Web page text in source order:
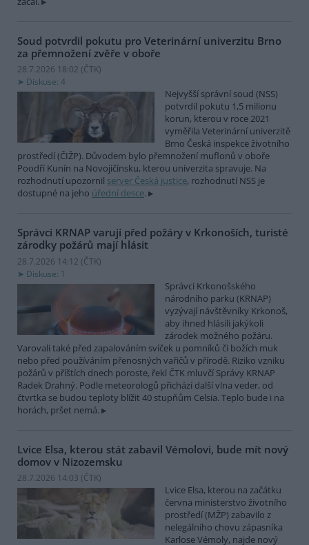
Soud potvrdil pokutu pro Veterinární univerzitu Brno
za přemnožení zvěře v oboře
28.7.2026 18:02 (ČTK)
Diskuse: 4
Nejvyšší správní soud (NSS)
potvrdil pokutu 1,5 milionu
korun, kterou v roce 2021
vyměřila Veterinární univerzitě
Brno Česká inspekce životního
prostředí (ČIŽP). Důvodem bylo přemnožení muflonů v oboře
Poodří Kunín na Novojičínsku, kterou univerzita spravuje. Na
rozhodnutí upozornil server Česká justice, rozhodnutí NSS je
dostupné na jeho úřední desce.
Správci KRNAP varují před požáry v Krkonoších, turisté
zárodky požárů mají hlásit
28.7.2026 14:12 (ČTK)
Diskuse: 1
Správci Krkonošského
národního parku (KRNAP)
vyzývají návštěvníky Krkonoš,
aby ihned hlásili jakýkoli
zárodek možného požáru.
Varovali také před zapalováním svíček u pomníků či božích muk
nebo před používáním přenosných vařičů v přírodě. Riziko vzniku
požárů v příštích dnech poroste, řekl ČTK mluvčí Správy KRNAP
Radek Drahný. Podle meteorologů přichází další vlna veder, od
čtvrtka se budou teploty blížit 40 stupňům Celsia. Teplo bude i na
horách, pršet nemá.
Lvice Elsa, kterou stát zabavil Vémolovi, bude mít nový
domov v Nizozemsku
28.7.2026 14:03 (ČTK)
Lvice Elsa, kterou na začátku
června ministerstvo životního
prostředí (MŽP) zabavilo z
nelegálního chovu zápasníka
Karlose Vémoly, najde nový